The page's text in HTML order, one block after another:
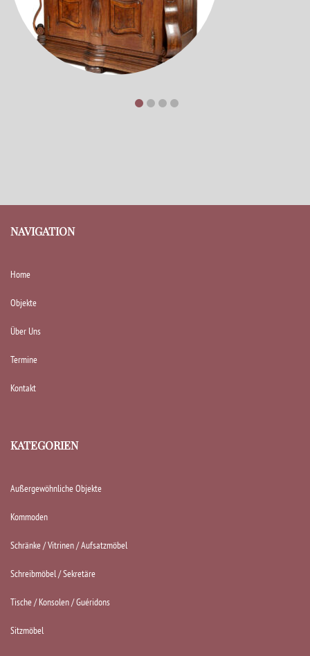
NAVIGATION
Home
Objekte
Über Uns
Termine
Kontakt
KATEGORIEN
Außergewöhnliche Objekte
Kommoden
Schränke / Vitrinen / Aufsatzmöbel
Schreibmöbel / Sekretäre
Tische / Konsolen / Guéridons
Sitzmöbel